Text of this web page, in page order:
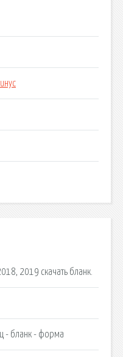
2019 скачать бланк.
- бланк - форма